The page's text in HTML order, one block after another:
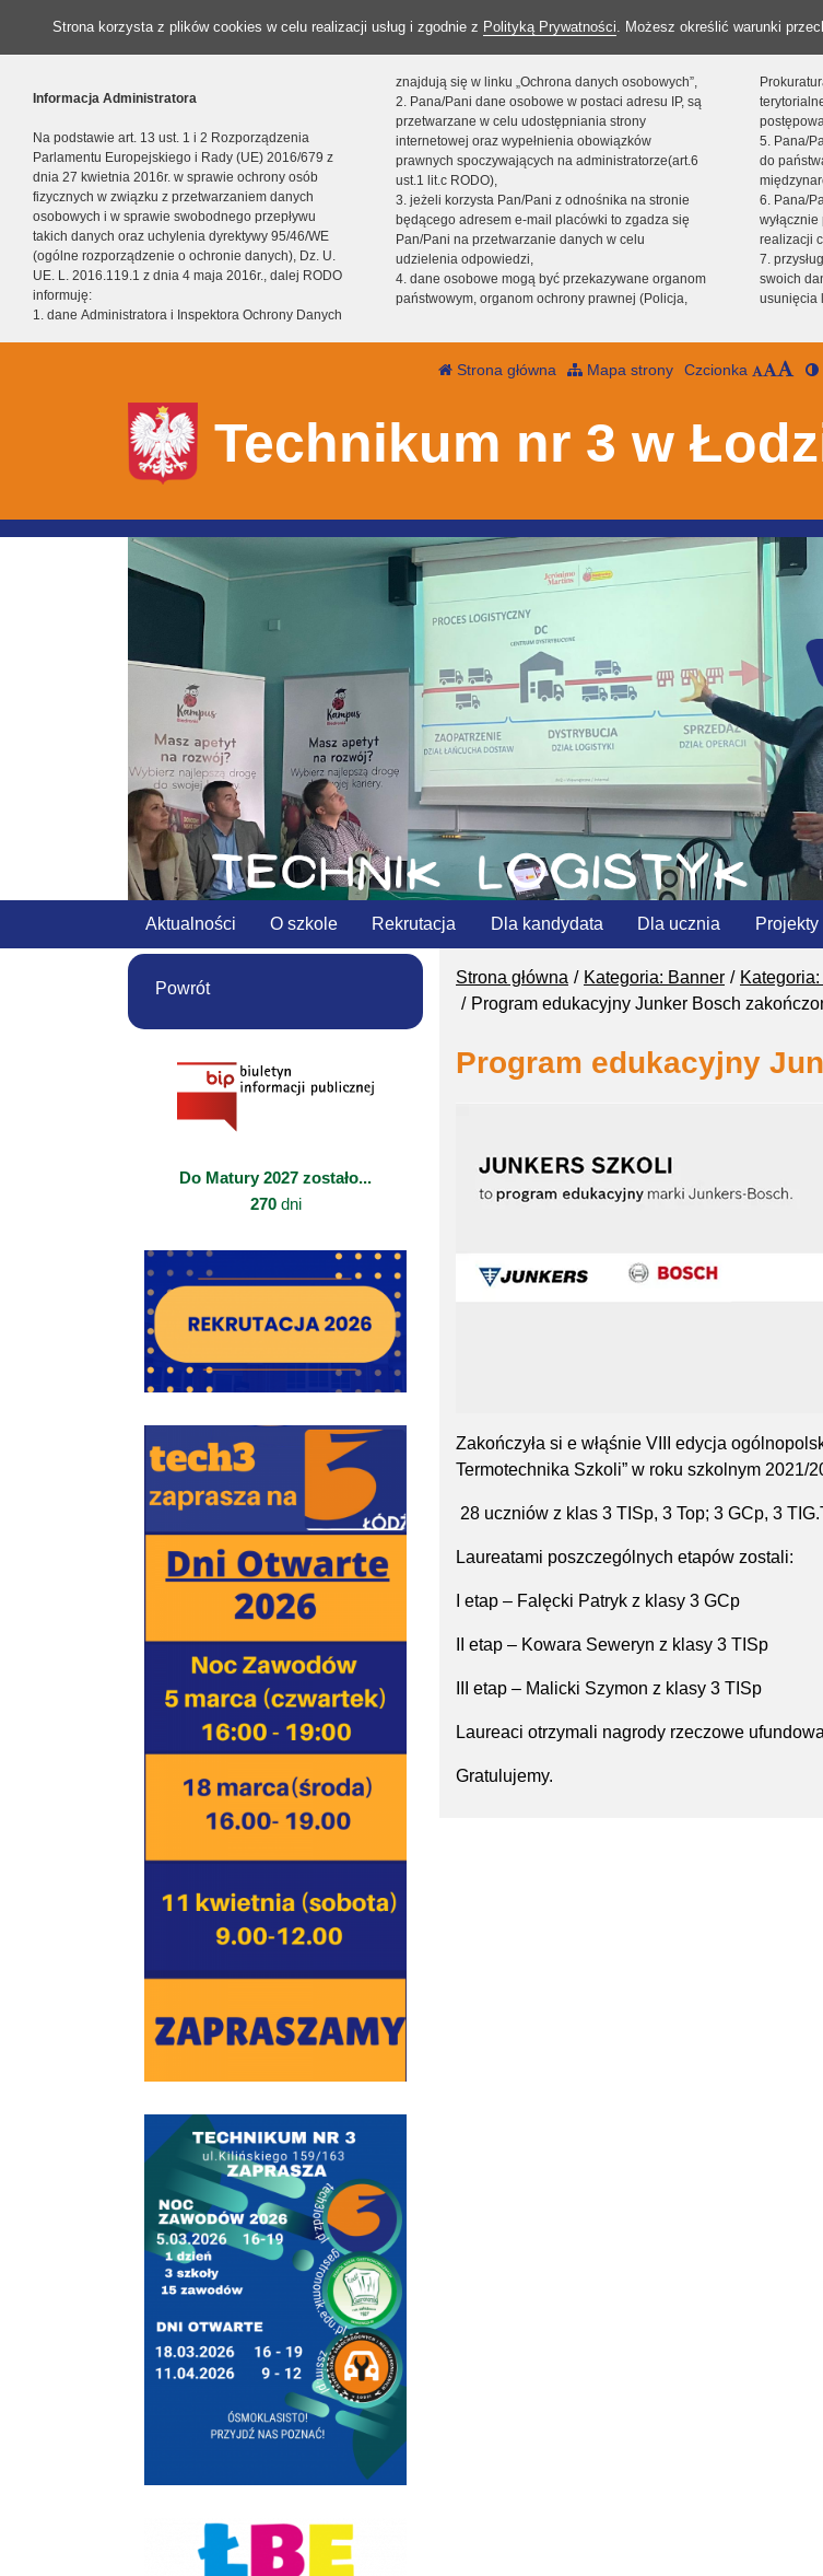
Strona korzysta z plików cookies w celu realizacji usług i zgodnie z Polityką Prywatności. Możesz określić warunki
Informacja Administratora
Na podstawie art. 13 ust. 1 i 2 Rozporządzenia
Parlamentu Europejskiego i Rady (UE) 2016/679 z
dnia 27 kwietnia 2016r. w sprawie ochrony osób
fizycznych w związku z przetwarzaniem danych
osobowych i w sprawie swobodnego przepływu
takich danych oraz uchylenia dyrektywy 95/46/WE
(ogólne rozporządzenie o ochronie danych), Dz. U.
UE. L. 2016.119.1 z dnia 4 maja 2016r., dalej RODO
informuję:
1. dane Administratora i Inspektora Ochrony Danych
znajdują się w linku „Ochrona danych osobowych”,
2. Pana/Pani dane osobowe w postaci adresu IP, są
przetwarzane w celu udostępniania strony
internetowej oraz wypełnienia obowiązków
prawnych spoczywających na administratorze(art.6
ust.1 lit.c RODO),
3. jeżeli korzysta Pan/Pani z odnośnika na stronie
będącego adresem e-mail placówki to zgadza się
Pan/Pani na przetwarzanie danych w celu
udzielenia odpowiedzi,
4. dane osobowe mogą być przekazywane organom
państwowym, organom ochrony prawnej (Policja,
5. Pana/
do
6. Pana/
realizacji
7.
swoich
usunięcia
Strona główna Mapa strony Czcionka
Technikum nr 3 w
Aktualności O szkole Rekrutacja Dla kandydata Dla ucznia Projekty
Strona główna Kategoria: Banner
Program edukacyjny Junker Bosch
Program edukacyjny
Zakończyła si e włąśnie VIII edycja
Termotechnika Szkoli” w roku szkolnym 2021/
28 uczniów z klas 3 TISp, 3 Top; 3 GCp, 3 TIG.
Laureatami poszczególnych etapów zostali:
I etap – Falęcki Patryk z klasy 3 GCp
II etap – Kowara Seweryn z klasy 3 TISp
III etap – Malicki Szymon z klasy 3 TISp
Laureaci otrzymali nagrody rzeczowe
Gratulujemy.
Powrót
Do Matury 2027 zostało...
270dni